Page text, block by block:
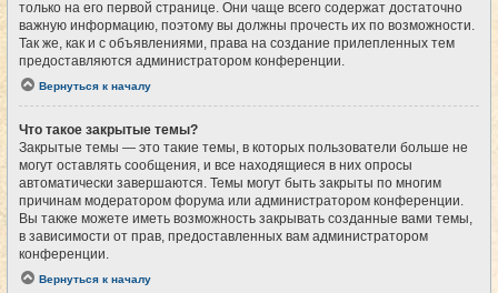
только на его первой странице. Они чаще всего содержат достаточно
важную информацию, поэтому вы должны прочесть их по возможности.
Так же, как и с объявлениями, права на создание прилепленных тем
предоставляются администратором конференции.
Вернуться к началу
Что такое закрытые темы?
Закрытые темы — это такие темы, в которых пользователи больше не
могут оставлять сообщения, и все находящиеся в них опросы
автоматически завершаются. Темы могут быть закрыты по многим
причинам модератором форума или администратором конференции.
Вы также можете иметь возможность закрывать созданные вами темы,
в зависимости от прав, предоставленных вам администратором
конференции.
Вернуться к началу